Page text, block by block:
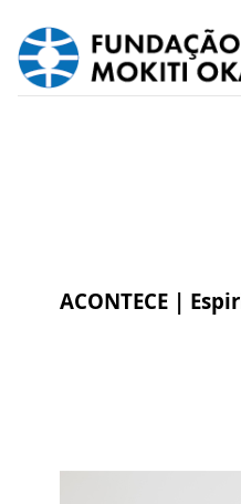
ACONTECE |